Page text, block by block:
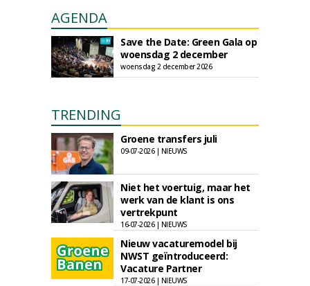
AGENDA
Save the Date: Green Gala op
woensdag 2 december
woensdag 2 december 2026
TRENDING
Groene transfers juli
09-07-2026 | NIEUWS
Niet het voertuig, maar het
werk van de klant is ons
vertrekpunt
16-07-2026 | NIEUWS
Nieuw vacaturemodel bij
NWST geïntroduceerd:
Vacature Partner
17-07-2026 | NIEUWS